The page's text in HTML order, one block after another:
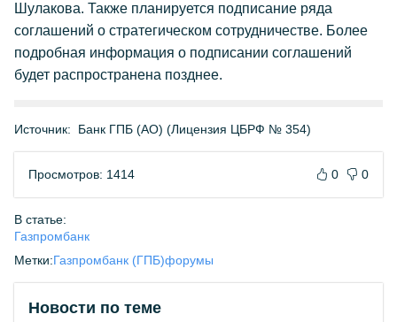
Шулакова. Также планируется подписание ряда
соглашений о стратегическом сотрудничестве. Более
подробная информация о подписании соглашений
будет распространена позднее.
Источник: Банк ГПБ (АО) (Лицензия ЦБРФ № 354)
Просмотров: 1414 0 0
В статье:
Газпромбанк
Метки:Газпромбанк (ГПБ)форумы
Новости по теме